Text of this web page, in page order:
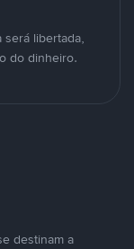
libertada,
do dinheiro.
destinam a